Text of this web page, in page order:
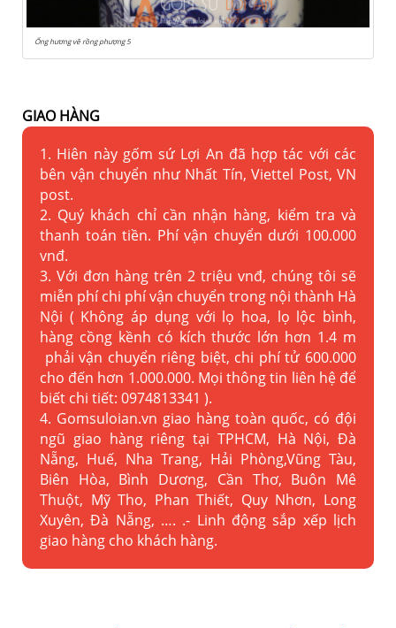
Ống hương vẽ rồng phượng 5
GIAO HÀNG
1. Hiên này gốm sứ Lợi An đã hợp tác với các
bên vận chuyển như Nhất Tín, Viettel Post, VN
post.
2. Quý khách chỉ cần nhận hàng, kiểm tra và
thanh toán tiền. Phí vận chuyển dưới 100.000
vnđ.
3. Với đơn hàng trên 2 triệu vnđ, chúng tôi sẽ
miễn phí chi phí vận chuyển trong nội thành Hà
Nội ( Không áp dụng với lọ hoa, lọ lộc bình,
hàng cồng kềnh có kích thước lớn hơn 1.4 m
phải vận chuyển riêng biệt, chi phí tử 600.000
cho đến hơn 1.000.000. Mọi thông tin liên hệ để
biết chi tiết: 0974813341 ).
4. Gomsuloian.vn giao hàng toàn quốc, có đội
ngũ giao hàng riêng tại TPHCM, Hà Nội, Đà
Nẵng, Huế, Nha Trang, Hải Phòng,Vũng Tàu,
Biên Hòa, Bình Dương, Cần Thơ, Buôn Mê
Thuột, Mỹ Tho, Phan Thiết, Quy Nhơn, Long
Xuyên, Đà Nẵng, …. .- Linh động sắp xếp lịch
giao hàng cho khách hàng.